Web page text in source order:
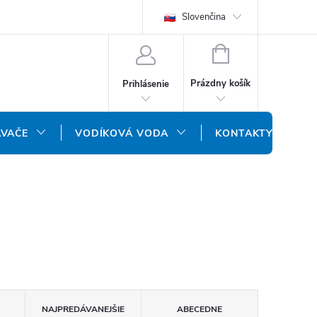
DOPRAVA A PLATBA
Slovenčina
Prihlásenie
NÁKUPNÝ
Prázdny košík
VODÍKOVÁ VODA KONTAKTY
NAJPREDÁVANEJŠIE ABECEDNE